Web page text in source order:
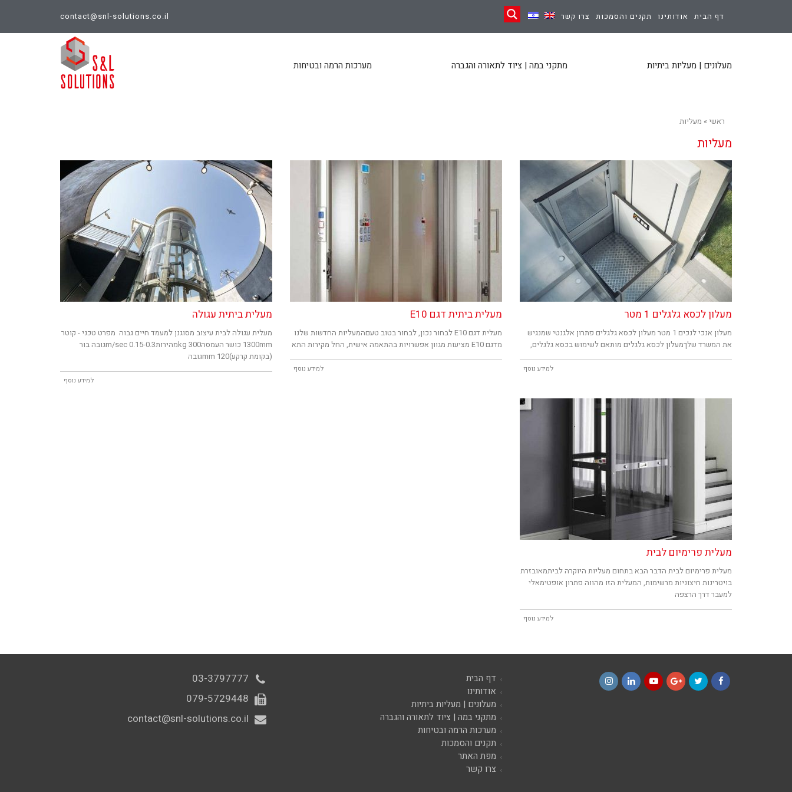
דף הבית אודותינו תקנים והסמכות צרו קשר contact@snl-solutions.co.il
מעלונים | מעליות ביתיות מתקני במה | ציוד לתאורה והגברה מערכות הרמה ובטיחות
ראשי» מעליות
מעליות
מעלון לכסא גלגלים 1 מטר
מעלון אנכי לנכים 1 מטר מעלון לכסא גלגלים פתרון אלגנטי שמנגיש
את המשרד שלךמעלון לכסא גלגלים מותאם לשימוש בכסא גלגלים,
למידע נוסף
מעלית ביתית דגם E10
מעלית דגם E10 לבחור נכון, לבחור בטוב טעםהמעליות החדשות שלנו
מדגם E10 מציעות מגוון אפשרויות בהתאמה אישית, החל מקירות התא
למידע נוסף
מעלית ביתית עגולה
מעלית עגולה לבית עיצוב מסוגנן למעמד חיים גבוה מפרט טכני - קוטר
1300mm כושר העמסה300 kgמהירות0.15-0.3 m/secגובה בור
(בקומת קרקע)120 mmגובה
למידע נוסף
מעלית פרימיום לבית
מעלית פרימיום לבית הדבר הבא בתחום מעליות היוקרה לביתמאובזרת
בויטרינות חיצוניות מרשימות, המעלית הזו מהווה פתרון אופטימאלי
למעבר דרך הרצפה
למידע נוסף
דף הבית
אודותינו
מעלונים | מעליות ביתיות
מתקני במה | ציוד לתאורה והגברה
מערכות הרמה ובטיחות
תקנים והסמכות
מפת האתר
צרו קשר
03-3797777
079-5729448
contact@snl-solutions.co.il